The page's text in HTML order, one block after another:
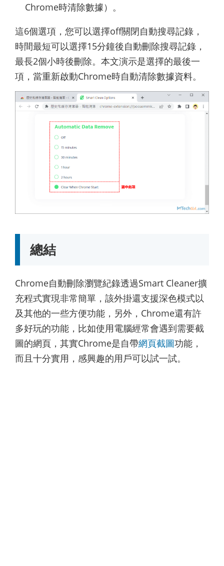
Chrome時清除數據）。
這6個選項，您可以選擇off關閉自動搜尋記錄，
時間最短可以選擇15分鐘後自動刪除搜尋記錄，
最長2個小時後刪除。本文演示是選擇的最後一
項，當重新啟動Chrome時自動清除數據資料。
總結
Chrome自動刪除瀏覽紀錄透過Smart Cleaner擴
充程式實現非常簡單，該外掛還支援深色模式以
及其他的一些方便功能，另外，Chrome還有許
多好玩的功能，比如使用電腦經常會遇到需要截
圖的網頁，其實Chrome是自帶網頁截圖功能，
而且十分實用，感興趣的用戶可以試一試。